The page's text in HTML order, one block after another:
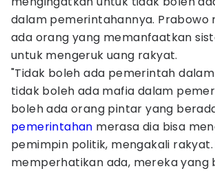
dalam pemerintahannya. Prabowo
ada orang yang memanfaatkan
untuk mengeruk uang rakyat.
"Tidak boleh ada pemerintah
tidak boleh ada mafia dalam
boleh ada orang pintar yang
pemerintahan merasa dia bisa
pemimpin politik, mengakali
memperhatikan ada, mereka yang